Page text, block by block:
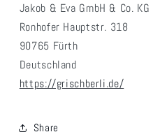
Jakob & Eva GmbH & Co. KG
Ronhofer Hauptstr. 318
90765 Fürth
Deutschland
https://grischberli.de/
Share